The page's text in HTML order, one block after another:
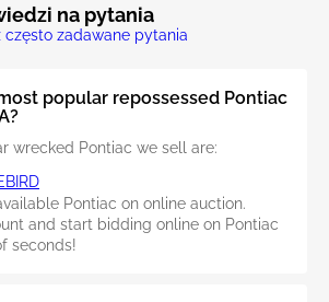
na pytania
często zadawane pytania
popular repossessed Pontiac
wrecked Pontiac we sell are:
Pontiac on online auction.
and start bidding online on Pontiac
seconds!